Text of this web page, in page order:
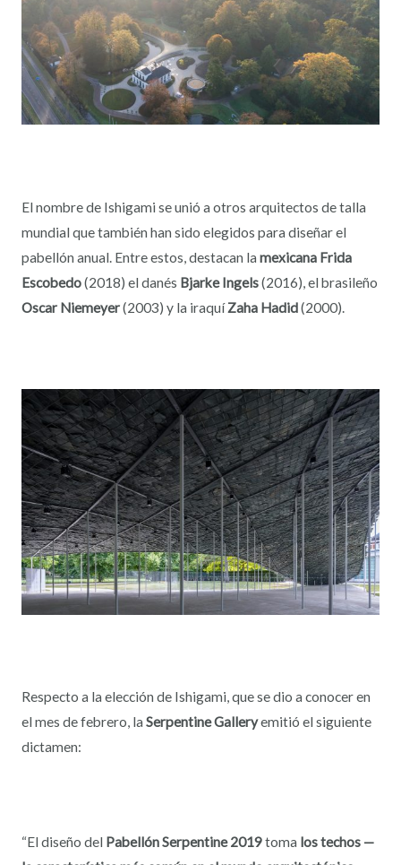
El nombre de Ishigami se unió a otros arquitectos de talla
mundial que también han sido elegidos para diseñar el
pabellón anual. Entre estos, destacan la mexicana Frida
Escobedo(2018) el danés Bjarke Ingels(2016), el brasileño
Oscar Niemeyer(2003) y la iraquíZaha Hadid(2000).
Respecto a la elección de Ishigami, que se dio a conocer en
el mes de febrero, la Serpentine Galleryemitió el siguiente
dictamen:
“El diseño del Pabellón Serpentine 2019toma los techos —